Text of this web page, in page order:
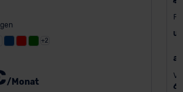
+2
/Monat
60